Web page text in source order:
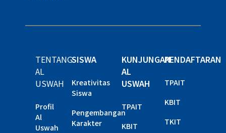
TENTANG
AL
USWAH
Profil
Al
Uswah
SISWA
Kreativitas
Siswa
Pengembangan
Karakter
KUNJUNGAN
AL
USWAH
TPAIT
KBIT
PENDAFTARAN
TPAIT
KBIT
TKIT